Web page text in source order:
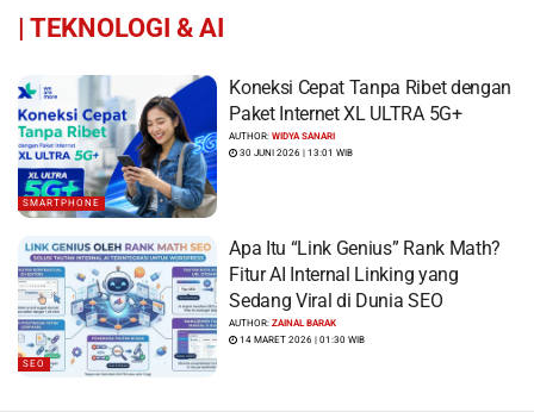
| TEKNOLOGI & AI
SMARTPHONE
Koneksi Cepat Tanpa Ribet dengan
Paket Internet XL ULTRA 5G+
AUTHOR:WIDYA SANARI
30 JUNI 2026 | 13:01 WIB
SEO
Apa Itu “Link Genius” Rank Math?
Fitur AI Internal Linking yang
Sedang Viral di Dunia SEO
AUTHOR:ZAINAL BARAK
14 MARET 2026 | 01:30 WIB